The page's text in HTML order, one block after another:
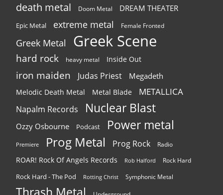
death metal Doom Metal DREAM THEATER
Epic Metal extreme metal Female Fronted
Greek Metal Greek Scene
hard rock heavy metal Inside Out
iron maiden Judas Priest Megadeth
Melodic Death Metal Metal Blade METALLICA
Napalm Records Nuclear Blast
Ozzy Osbourne Podcast Power metal
Premiere Prog Metal Prog Rock Radio
ROAR! Rock Of Angels Records Rob Halford Rock Hard
Rock Hard - The Pod Rotting Christ Symphonic Metal